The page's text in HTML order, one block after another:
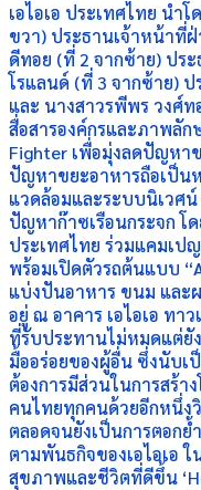
เอไอเอ ประเทศไทย นำ
ขวา) ประธานเจ้าหน้าที่
ดีทอย (ที่ 2 จากซ้าย) ปร
โรแลนด์ (ที่ 3 จากซ้าย)
และ นางสาวรพีพร วงศ์
สื่อสารองค์กรและภาพลั
Fighter เพื่อมุ่งลดปัญหา
ปัญหาขยะอาหารถือเป็น
แวดล้อมและระบบนิเวศ
ปัญหาก๊าซเรือนกระจก โ
ประเทศไทย ร่วมแคมเป
พร้อมเปิดตัวรถต้นแบบ
แบ่งปันอาหาร ขนม แล
อยู่ ณ อาคาร เอไอเอ ทา
ที่รับประทานไม่หมดแต่ยั
มื้ออร่อยของผู้อื่น ซึ่งนับเ
ต้องการมีส่วนในการสร้า
คนไทยทุกคนด้วยอีกหนึ่ง
ตลอดจนยังเป็นการตอกย้
ตามพันธกิจของเอไอเอ
สุขภาพและชีวิตที่ดีขึ้น